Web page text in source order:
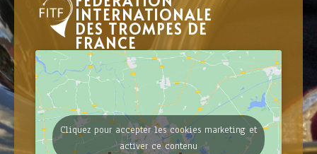
INTERNATIONALE
DES TROMPES DE
FRANCE
Cliquez pour accepter les cookies marketing et
activer ce contenu